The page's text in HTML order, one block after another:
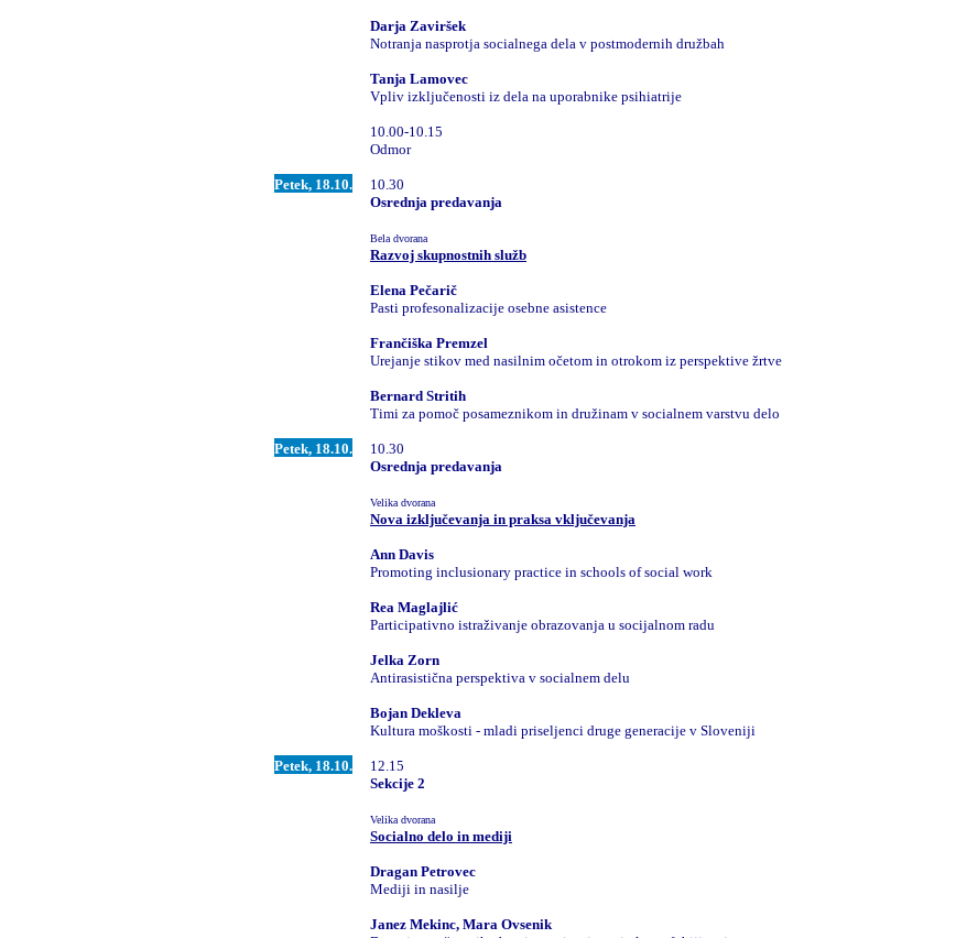
Darja Zaviršek
Notranja nasprotja socialnega dela v postmodernih družbah
Tanja Lamovec
Vpliv izključenosti iz dela na uporabnike psihiatrije
10.00-10.15
Odmor
Petek, 18.10.
10.30
Osrednja predavanja
Bela dvorana
Razvoj skupnostnih služb
Elena Pečarič
Pasti profesonalizacije osebne asistence
Frančiška Premzel
Urejanje stikov med nasilnim očetom in otrokom iz perspektive žrtve
Bernard Stritih
Timi za pomoč posameznikom in družinam v socialnem varstvu delo
Petek, 18.10.
10.30
Osrednja predavanja
Velika dvorana
Nova izključevanja in praksa vključevanja
Ann Davis
Promoting inclusionary practice in schools of social work
Rea Maglajlić
Participativno istraživanje obrazovanja u socijalnom radu
Jelka Zorn
Antirasistična perspektiva v socialnem delu
Bojan Dekleva
Kultura moškosti - mladi priseljenci druge generacije v Sloveniji
Petek, 18.10.
12.15
Sekcije 2
Velika dvorana
Socialno delo in mediji
Dragan Petrovec
Mediji in nasilje
Janez Mekinc, Mara Ovsenik